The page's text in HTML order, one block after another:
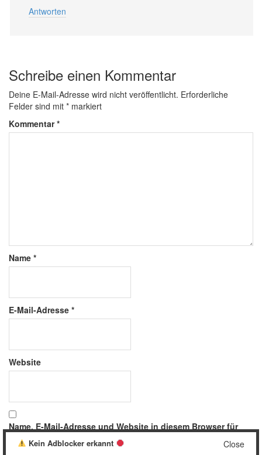
Antworten
Schreibe einen Kommentar
Deine E-Mail-Adresse wird nicht veröffentlicht. Erforderliche
Felder sind mit * markiert
Kommentar*
Name *
E-Mail-Adresse *
Website
Name, E-Mail-Adresse und Website in diesem Browser für
meinen nächsten Kommentar speichern.
Close
Kein Adblocker erkannt